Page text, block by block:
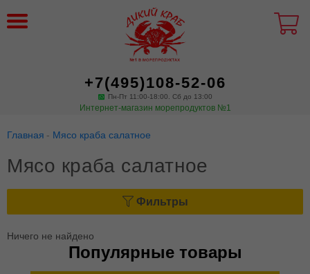
+7(495)108-52-06
Пн-Пт 11:00-18:00. Сб до 13:00
Интернет-магазин морепродуктов №1
Главная Мясо краба салатное
Мясо краба салатное
Фильтры
Ничего не найдено
Популярные товары